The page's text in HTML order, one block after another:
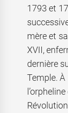
1793 et
mère et
XVII,
dernière
Temple.